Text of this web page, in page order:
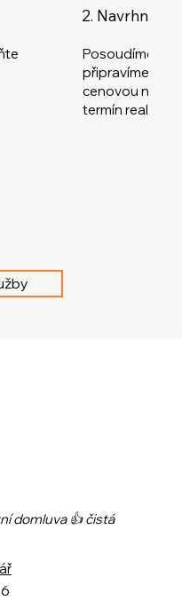
2.
Posoudíme
připravíme
cenovou
termín
domluva 👍 čistá